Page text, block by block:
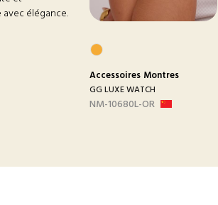
élégance.
Accessoires Montres
GG LUXE WATCH
NM-10680L-OR